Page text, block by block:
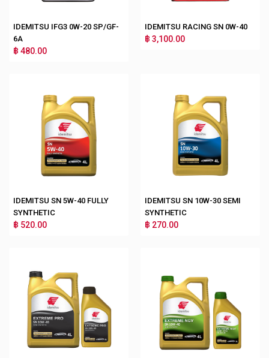
IDEMITSU IFG3 0W-20 SP/GF-
6A
฿ 480.00
IDEMITSU RACING SN 0W-40
฿ 3,100.00
IDEMITSU SN 5W-40 FULLY
SYNTHETIC
฿ 520.00
IDEMITSU SN 10W-30 SEMI
SYNTHETIC
฿ 270.00